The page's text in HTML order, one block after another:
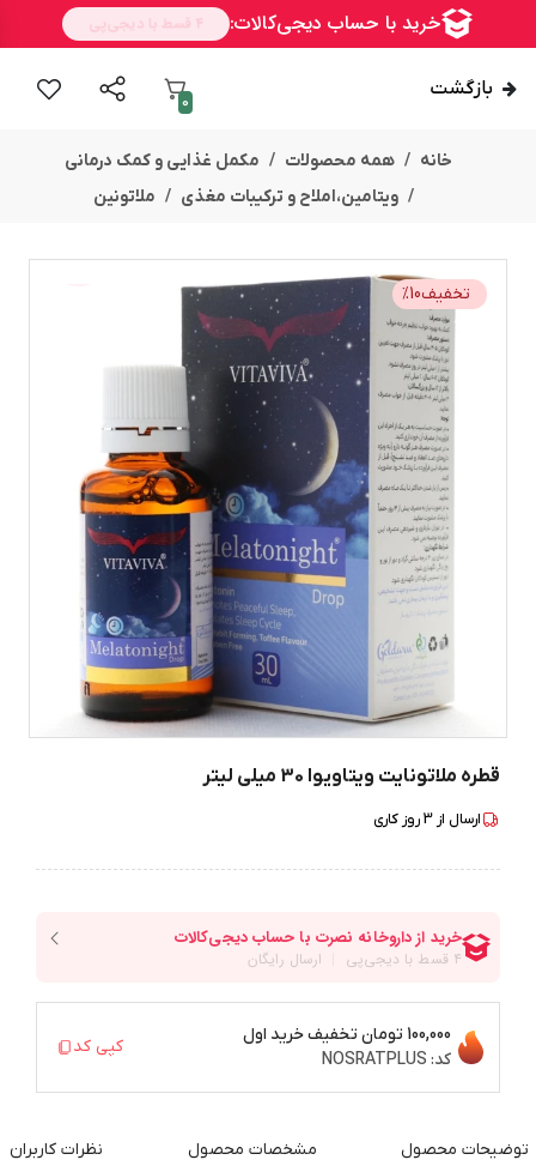
بازگشت
0
خانه همه محصولات
مکمل غذایی و کمک درمانی
ویتامین،املاح و ترکیبات مغذی
ملاتونین
تخفیف %10
قطره ملاتونایت ویتاویوا 30 میلی لیتر
ارسال از 3روز کاری
100,000 تومان
تخفیف خرید اول
کد: NOSRATPLUS
کپی کد
توضیحات محصول مشخصات محصول نظرات کاربران